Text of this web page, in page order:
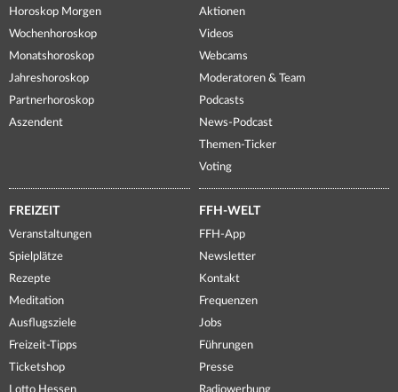
Horoskop Morgen
Wochenhoroskop
Monatshoroskop
Jahreshoroskop
Partnerhoroskop
Aszendent
Aktionen
Videos
Webcams
Moderatoren & Team
Podcasts
News-Podcast
Themen-Ticker
Voting
FREIZEIT
Veranstaltungen
Spielplätze
Rezepte
Meditation
Ausflugsziele
Freizeit-Tipps
Ticketshop
Lotto Hessen
FFH-WELT
FFH-App
Newsletter
Kontakt
Frequenzen
Jobs
Führungen
Presse
Radiowerbung